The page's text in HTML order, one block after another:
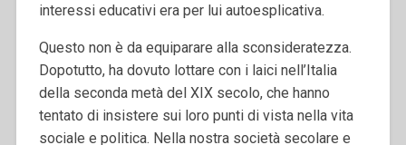
interessi educativi era per lui autoesplicativa.
Questo non è da equiparare alla sconsideratezza.
Dopotutto, ha dovuto lottare con i laici nell’Italia
della seconda metà del XIX secolo, che hanno
tentato di insistere sui loro punti di vista nella vita
sociale e politica. Nella nostra società secolare e